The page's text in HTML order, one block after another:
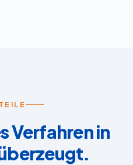
Verfahren in